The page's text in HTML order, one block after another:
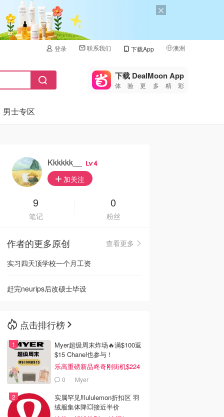
登录 联系我们 下载App 澳洲
🇺🇸
🇨🇳 中国
🇦🇺
🇳🇿新西兰
下载 DealMoon App
体验更多精彩
男士专区
Kkkkkk__ 4
加关注
9
笔记
0
粉丝
作者的更多原创
查看更多
实习四天顶学校一个月工资
赶完neurips后改硕士毕设
点击排行榜
Myer超级周末炸场🔥满$100返
$15 Chanel也参与！
乐高重磅新品咚奇刚街机$224
0 Myer
实属罕见‼️lululemon折扣区 羽
绒服集体降💥接近半价